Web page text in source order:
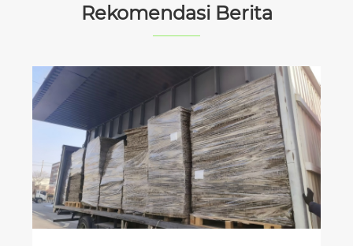
Rekomendasi Berita